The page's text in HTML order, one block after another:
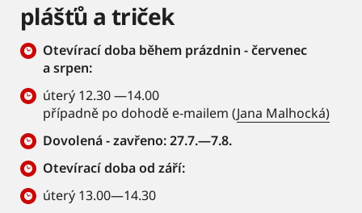
plášťů a triček
Otevírací doba během prázdnin - červenec
a srpen:
úterý 12.30 —14.00
případně po dohodě e-mailem (Jana Malhocká)
Dovolená - zavřeno: 27.7.—7.8.
Otevírací doba od září:
úterý 13.00—14.30